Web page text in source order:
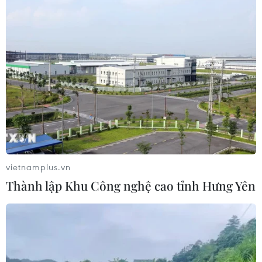
quốc tế
05/08/2026 23:15
Mỹ hoàn trả khoảng 100 tỷ USD thuế
quan sau phán quyết của Tòa án Tối
cao
Tổng Bí thư, Chủ tịch nước tiếp Tư
vietnamplus.vn
Thành lập Khu Công nghệ cao tỉnh Hưng Yên